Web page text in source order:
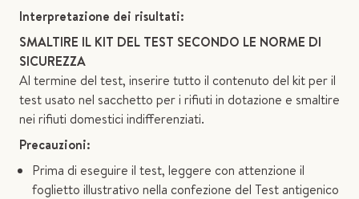
Interpretazione dei risultati:
SMALTIRE IL KIT DEL TEST SECONDO LE NORME DI
SICUREZZA
Al termine del test, inserire tutto il contenuto del kit per il
test usato nel sacchetto per i rifiuti in dotazione e smaltire
nei rifiuti domestici indifferenziati.
Precauzioni:
Prima di eseguire il test, leggere con attenzione il
foglietto illustrativo nella confezione del Test antigenico